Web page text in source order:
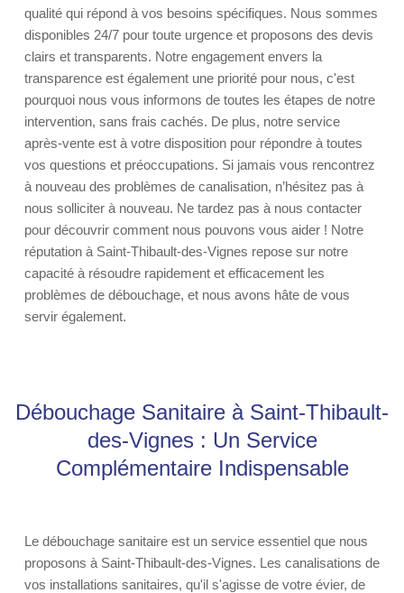
qualité qui répond à vos besoins spécifiques. Nous sommes
disponibles 24/7 pour toute urgence et proposons des devis
clairs et transparents. Notre engagement envers la
transparence est également une priorité pour nous, c'est
pourquoi nous vous informons de toutes les étapes de notre
intervention, sans frais cachés. De plus, notre service
après-vente est à votre disposition pour répondre à toutes
vos questions et préoccupations. Si jamais vous rencontrez
à nouveau des problèmes de canalisation, n’hésitez pas à
nous solliciter à nouveau. Ne tardez pas à nous contacter
pour découvrir comment nous pouvons vous aider ! Notre
réputation à Saint-Thibault-des-Vignes repose sur notre
capacité à résoudre rapidement et efficacement les
problèmes de débouchage, et nous avons hâte de vous
servir également.
Débouchage Sanitaire à Saint-Thibault-
des-Vignes : Un Service
Complémentaire Indispensable
Le débouchage sanitaire est un service essentiel que nous
proposons à Saint-Thibault-des-Vignes. Les canalisations de
vos installations sanitaires, qu'il s'agisse de votre évier, de